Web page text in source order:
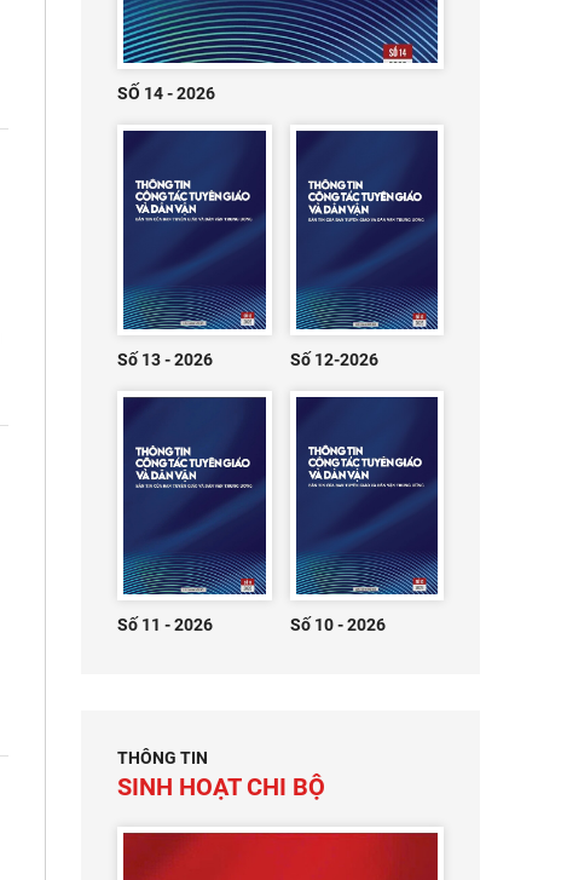
SỐ 14 - 2026
Số 13 - 2026 Số 12-2026
Số 11 - 2026 Số 10 - 2026
THÔNG TIN
SINH HOẠT CHI BỘ